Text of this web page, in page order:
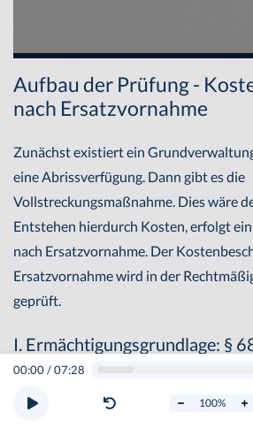
00:00/07:28
100%
Aufbau der Prüfung -
nach Ersatzvornahme
Zunächst existiert ein
eine Abrissverfügung. Dann gibt es die
Vollstreckungsmaßnahme. Dies wäre
Entstehen hierdurch Kosten, erfolgt
nach Ersatzvornahme. Der
Ersatzvornahme wird in der
geprüft.
I. Ermächtigungsgrundlage: §
§§ 74, 74a VwVG LSA (bzw. § 9
Zunächst setzt auch der